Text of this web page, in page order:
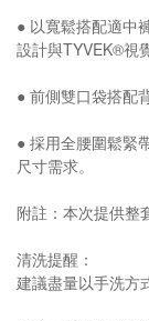
● 以寬鬆搭配適中
設計與TYVEK®視
● 前側雙口袋搭配
● 採用全腰圍鬆緊
尺寸需求。
附註：本次提供整
清洗提醒：
建議盡量以手洗方